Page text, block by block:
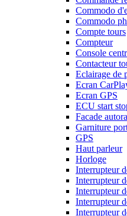
Commodo
Commodo
Compte tours
Compteur
Console
Contacteur
Eclairage de
Ecran
Ecran GPS
ECU start
Facade
Garniture
GPS
Haut parleur
Horloge
Interrupteur
Interrupteur
Interrupteur
Interrupteur
Interrupteur